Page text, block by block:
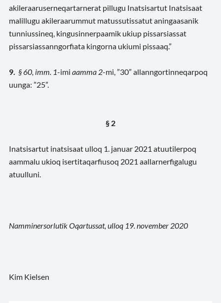
akileraaruserneqartarnerat pillugu Inatsisartut Inatsisaat
malillugu akileraarummut matussutissatut aningaasanik
tunniussineq, kingusinnerpaamik ukiup pissarsiassat
pissarsiassanngorfiata kingorna ukiumi pissaaq.”
9. § 60, imm. 1-imi aamma 2-mi, ”30” allanngortinneqarpoq
uunga: ”25”.
§ 2
Inatsisartut inatsisaat ulloq 1. januar 2021 atuutilerpoq
aammalu ukioq isertitaqarfiusoq 2021 aallarnerfigalugu
atuulluni.
Namminersorlutik Oqartussat, ulloq 19. november 2020
Kim Kielsen